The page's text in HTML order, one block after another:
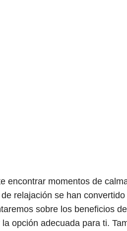
encontrar momentos de
relajación se han convertido
sobre los beneficios
opción adecuada para ti.